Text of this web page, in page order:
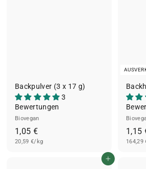
Backpulver (3 x 17 g)
3
Bewertungen
Biovegan
1,05 €1
,
20,59 €/kg
1,15
164,29
In den Einkaufswagen legen